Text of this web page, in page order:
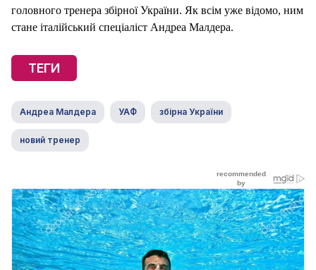
головного тренера збірної України. Як всім уже відомо, ним
стане італійський спеціаліст Андреа Малдера.
ТЕГИ
Андреа Малдера УАФ збірна України
новий тренер